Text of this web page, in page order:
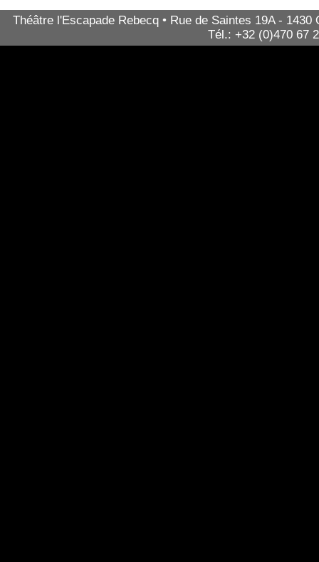
Théâtre l'Escapade Rebecq • Rue de Saintes 19A -
Tél.: +32 (0)470 67